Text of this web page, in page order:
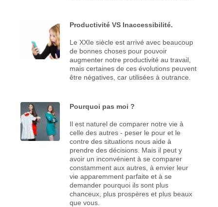
Productivité VS Inaccessibilité.
Le XXIe siècle est arrivé avec beaucoup
de bonnes choses pour pouvoir
augmenter notre productivité au travail,
mais certaines de ces évolutions peuvent
être négatives, car utilisées à outrance.
Pourquoi pas moi ?
Il est naturel de comparer notre vie à
celle des autres - peser le pour et le
contre des situations nous aide à
prendre des décisions. Mais il peut y
avoir un inconvénient à se comparer
constamment aux autres, à envier leur
vie apparemment parfaite et à se
demander pourquoi ils sont plus
chanceux, plus prospères et plus beaux
que vous.